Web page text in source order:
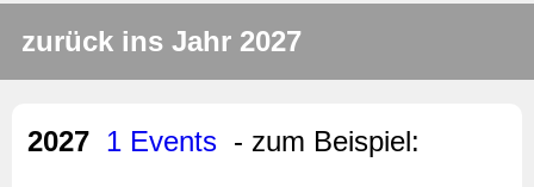
zurück ins Jahr 2027
2027 1 Events - zum Beispiel: